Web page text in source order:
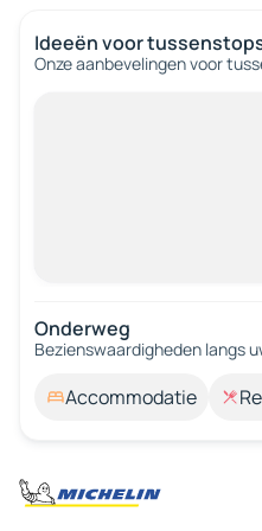
Ideeën voor
Onze aanbevelingen voor
Onderweg
Bezienswaardigheden langs
Accommodatie